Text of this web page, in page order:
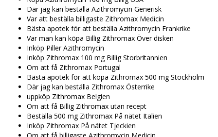
Där jag kan beställa Azithromycin Generisk
Var att beställa billigaste Zithromax Medicin
Bästa apotek för att beställa Azithromycin Frankrike
Var man kan köpa Billig Zithromax Över disken
Inköp Piller Azithromycin
Inköp Zithromax 100 mg Billig Storbritannien
Om att få Zithromax Portugal
Bästa apotek för att köpa Zithromax 500 mg Stockholm
Där jag kan beställa Zithromax Österrike
uppköp Zithromax Belgien
Om att få Billig Zithromax utan recept
Beställa 500 mg Zithromax På nätet Italien
Inköp Zithromax På nätet Tjeckien